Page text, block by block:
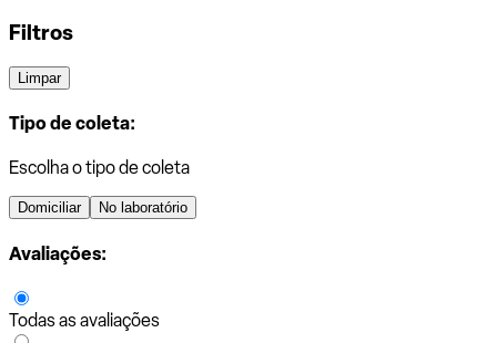
Filtros
Limpar
Tipo de coleta:
Escolha o tipo de coleta
Domiciliar No laboratório
Avaliações:
Todas as avaliações